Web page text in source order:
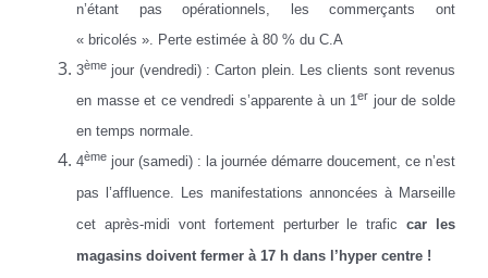
n’étant pas opérationnels, les commerçants ont
« bricolés ». Perte estimée à 80 % du C.A
3ème jour (vendredi) : Carton plein. Les clients sont revenus
en masse et ce vendredi s’apparente à un 1er jour de solde
en temps normale.
4ème jour (samedi) : la journée démarre doucement, ce n’est
pas l’affluence. Les manifestations annoncées à Marseille
cet après-midi vont fortement perturber le traficcar les
magasins doivent fermer à 17 h dans l’hyper centre !